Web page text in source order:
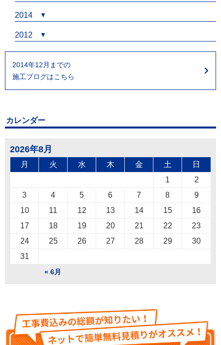
2014
2012
2014年12月までの
施工ブログはこちら
カレンダー
2026年8月
月 火 水 木 金 土 日
« 6月
1
2
3
4 5 6 7 8
9
10
11 12 13 14 15
16
17
18 19 20 21 22
23
24
25 26 27 28 29
30
31